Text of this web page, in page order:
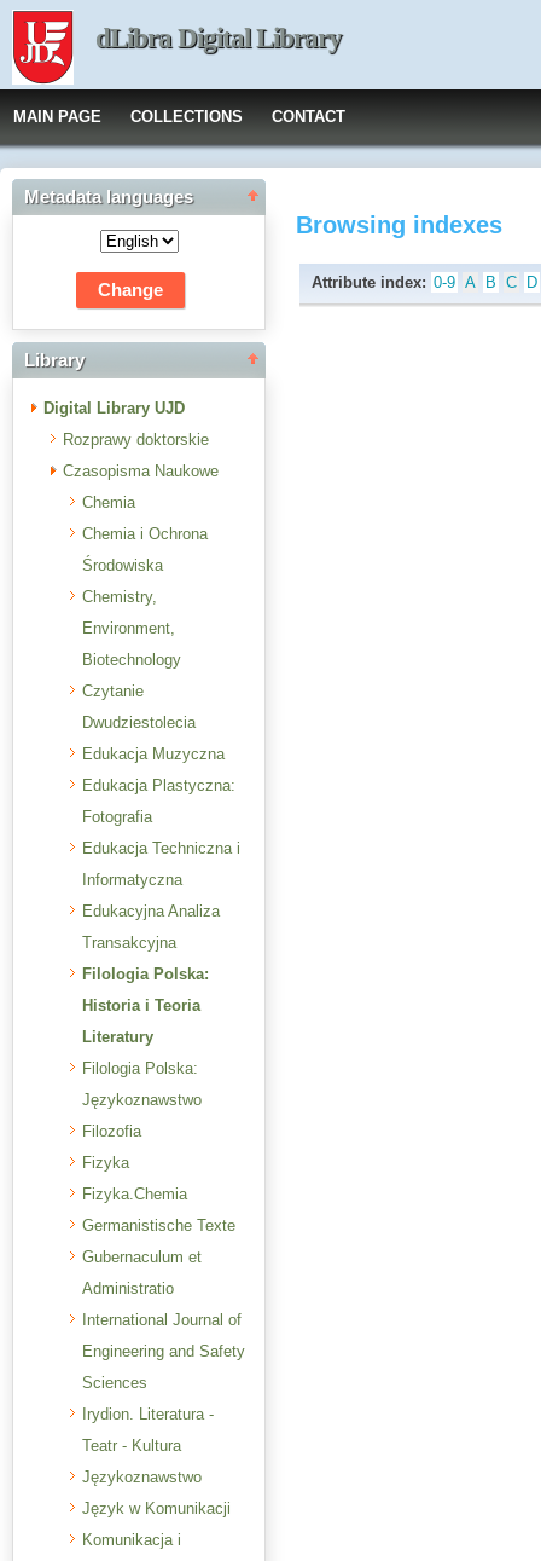
dLibra Digital Library
MAIN PAGE COLLECTIONS CONTACT
Metadata languages
Library
Digital Library UJD
Rozprawy doktorskie
Czasopisma Naukowe
Chemia
Chemia i Ochrona
Środowiska
Chemistry,
Environment,
Biotechnology
Czytanie
Dwudziestolecia
Edukacja Muzyczna
Edukacja Plastyczna:
Fotografia
Edukacja Techniczna i
Informatyczna
Edukacyjna Analiza
Transakcyjna
Filologia Polska:
Historia i Teoria
Literatury
Filologia Polska:
Językoznawstwo
Filozofia
Fizyka
Fizyka.Chemia
Germanistische Texte
Gubernaculum et
Administratio
International Journal of
Engineering and Safety
Sciences
Irydion. Literatura -
Teatr - Kultura
Językoznawstwo
Język w Komunikacji
Komunikacja i
Browsing indexes
Attribute index: 0-9 A B C D